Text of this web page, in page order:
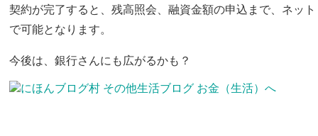
契約が完了すると、残高照会、融資金額の申込まで、ネット
で可能となります。
今後は、銀行さんにも広がるかも？